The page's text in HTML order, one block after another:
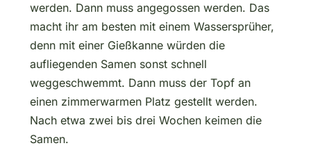
werden. Dann muss angegossen werden. Das
macht ihr am besten mit einem Wassersprüher,
denn mit einer Gießkanne würden die
aufliegenden Samen sonst schnell
weggeschwemmt. Dann muss der Topf an
einen zimmerwarmen Platz gestellt werden.
Nach etwa zwei bis drei Wochen keimen die
Samen.